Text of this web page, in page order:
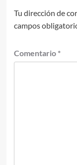
Tu dirección de
campos
Comentario *